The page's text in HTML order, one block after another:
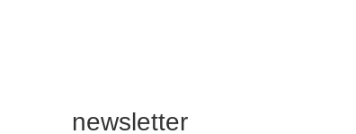
newsletter